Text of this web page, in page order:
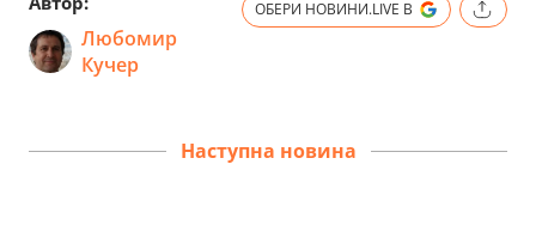
Любомир
Кучер
ОБЕРИ НОВИНИ.LIVE В
Наступна новина